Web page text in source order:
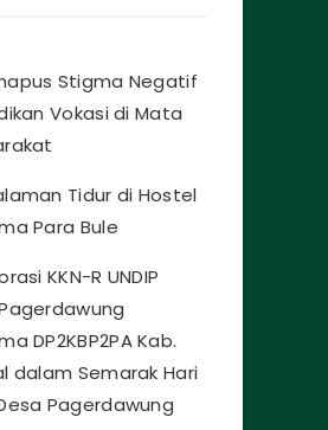
Stigma Negatif
Vokasi di Mata
Tidur di Hostel
Para Bule
KKN-R UNDIP
DP2KBP2PA Kab.
dalam Semarak Hari
Pagerdawung